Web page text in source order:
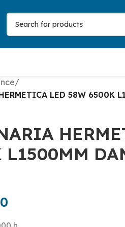
/
LED 58W 6500K
L1500MM